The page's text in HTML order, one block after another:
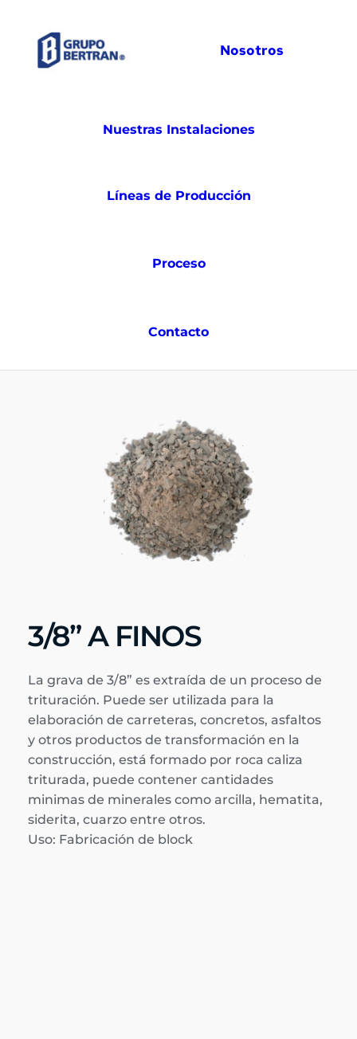
Nosotros
Nuestras Instalaciones
Líneas de Producción
Proceso
Contacto
3/8” A FINOS
La grava de 3/8” es extraída de un proceso de
trituración. Puede ser utilizada para la
elaboración de carreteras, concretos, asfaltos
y otros productos de transformación en la
construcción, está formado por roca caliza
triturada, puede contener cantidades
minimas de minerales como arcilla, hematita,
siderita, cuarzo entre otros.
Uso: Fabricación de block